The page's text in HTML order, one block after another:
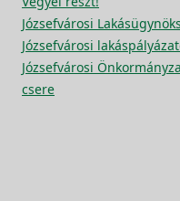
Józsefvárosi
Józsefvárosi
Józsefvárosi
csere